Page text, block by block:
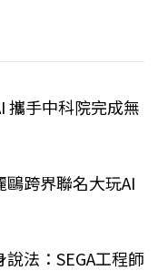
攜手中科院完成無
跨界聯名大玩AI
法：SEGA工程師